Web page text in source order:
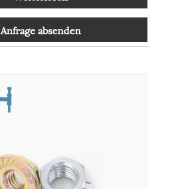
Anfrage absenden